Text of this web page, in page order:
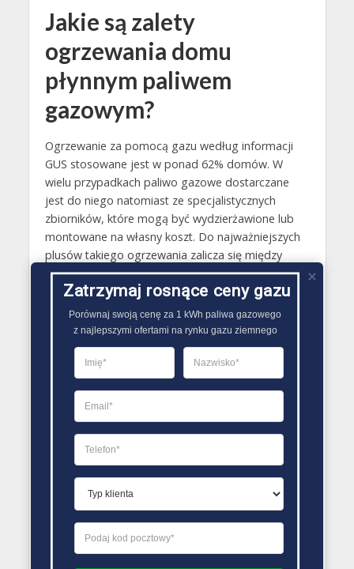
Jakie są zalety
ogrzewania domu
płynnym paliwem
gazowym?
Ogrzewanie za pomocą gazu według informacji
GUS stosowane jest w ponad 62% domów. W
wielu przypadkach paliwo gazowe dostarczane
jest do niego natomiast ze specjalistycznych
zbiorników, które mogą być wydzierżawione lub
montowane na własny koszt. Do najważniejszych
plusów takiego ogrzewania zalicza się między
innymi: wysoką efektywność grzewczą, zwłaszcza
w przypadku stosowania kotłów gazowych
kondensacyjnych, niską awaryjność instalacji,
samoobsługowość, niemal całkowity brak wpływu
na środowisko naturalne..
PORÓWNYWARKA OFERT GAZU
Zatrzymaj rosnące ceny gazu
Porównaj swoją cenę za 1 kWh paliwa gazowego
z najlepszymi ofertami na rynku gazu ziemnego